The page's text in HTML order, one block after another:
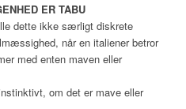
ER TABU
dette ikke særligt diskrete
når en italiener betror
med enten maven eller
om det er mave eller